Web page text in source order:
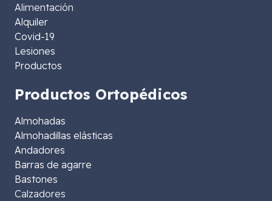
Alimentación
Alquiler
Covid-19
Lesiones
Productos
Productos Ortopédicos
Almohadas
Almohadillas elásticas
Andadores
Barras de agarre
Bastones
Calzadores